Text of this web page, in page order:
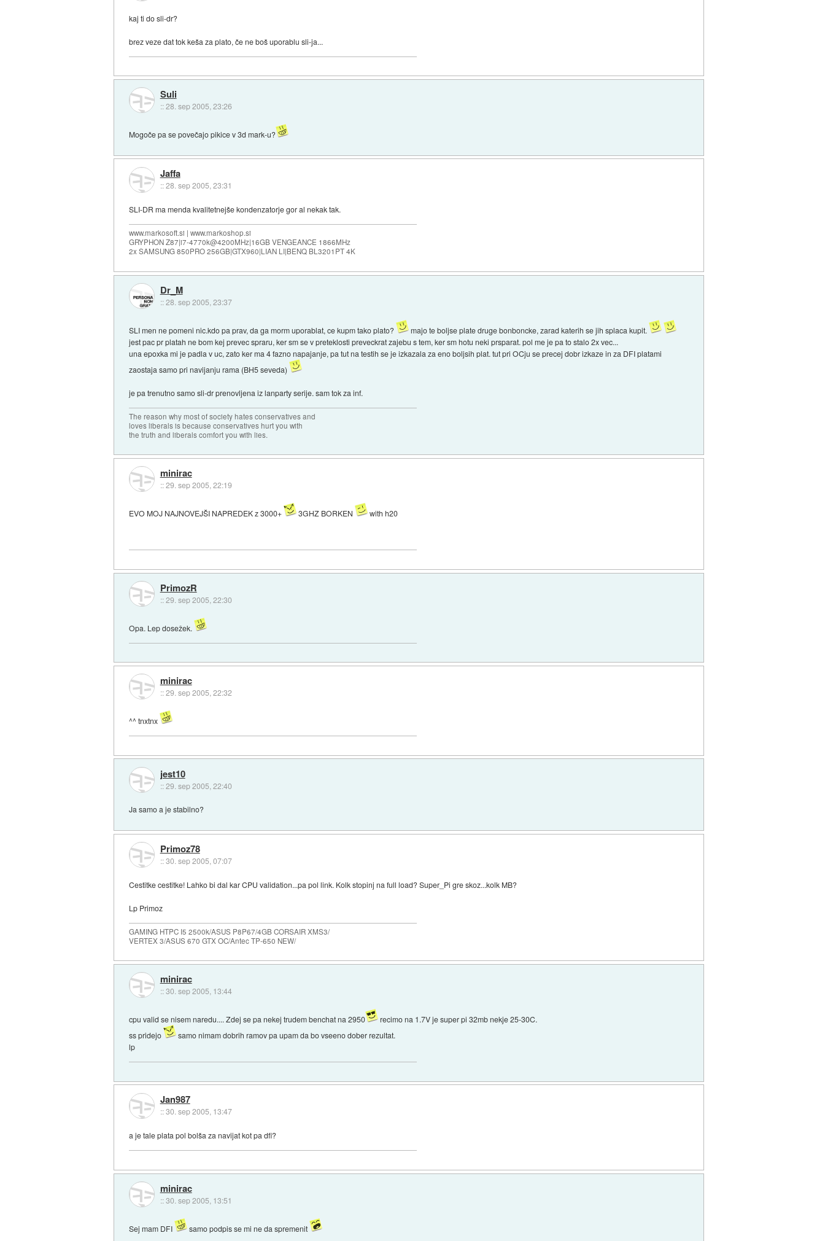
kaj ti do sli-dr?
brez veze dat tok keša za plato, če ne boš uporablu sli-ja...
Suli
::28. sep 2005, 23:26
Mogoče pa se povečajo pikice v 3d mark-u?
Jaffa
::28. sep 2005, 23:31
SLI-DR ma menda kvalitetnejše kondenzatorje gor al nekak tak.
www.markosoft.si | www.markoshop.si
GRYPHON Z87|i7-4770k@4200MHz|16GB VENGEANCE 1866MHz
2x SAMSUNG 850PRO 256GB|GTX960|LIAN LI|BENQ BL3201PT 4K
Dr_M
::28. sep 2005, 23:37
SLI men ne pomeni nic.kdo pa prav, da ga morm uporablat, ce kupm tako plato?
majo te boljse plate druge bonboncke, zarad katerih se jih splaca kupit.
jest pac pr platah ne bom kej prevec spraru, ker sm se v preteklosti preveckrat zajebu s tem, ker sm hotu neki prsparat. pol me je pa to stalo 2x vec...
una epoxka mi je padla v uc, zato ker ma 4 fazno napajanje, pa tut na testih se je izkazala za eno boljsih plat. tut pri OCju se precej dobr izkaze in za DFI platami
zaostaja samo pri navijanju rama (BH5 seveda)
je pa trenutno samo sli-dr prenovljena iz lanparty serije. sam tok za inf.
The reason why most of society hates conservatives and
loves liberals is because conservatives hurt you with
the truth and liberals comfort you with lies.
minirac
::29. sep 2005, 22:19
EVO MOJ NAJNOVEJŠI NAPREDEK z 3000+ 3GHZ BORKEN with h20
PrimozR
::29. sep 2005, 22:30
Opa. Lep dosežek.
minirac
::29. sep 2005, 22:32
^^ tnxtnx
jest10
::29. sep 2005, 22:40
Ja samo a je stabilno?
Primoz78
::30. sep 2005, 07:07
Cestitke cestitke! Lahko bi dal kar CPU validation...pa pol link. Kolk stopinj na full load? Super_Pi gre skoz...kolk MB?
Lp Primoz
GAMING HTPC I5 2500k/ASUS P8P67/4GB CORSAIR XMS3/
VERTEX 3/ASUS 670 GTX OC/Antec TP-650 NEW/
minirac
::30. sep 2005, 13:44
cpu valid se nisem naredu.... Zdej se pa nekej trudem benchat na 2950
recimo na 1.7V je super pi 32mb nekje 25-30C.
ss pridejo
samo nimam dobrih ramov pa upam da bo vseeno dober rezultat.
lp
Jan987
::30. sep 2005, 13:47
a je tale plata pol bolša za navijat kot pa dfi?
minirac
::30. sep 2005, 13:51
Sej mam DFI samo podpis se mi ne da spremenit